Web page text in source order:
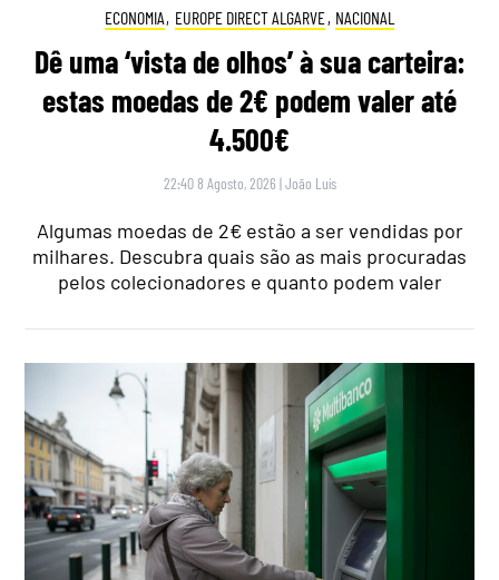
ECONOMIA, EUROPE DIRECT ALGARVE, NACIONAL
Dê uma ‘vista de olhos’ à sua carteira:
estas moedas de 2€ podem valer até
4.500€
22:40 8 Agosto, 2026 |João Luís
Algumas moedas de 2€ estão a ser vendidas por
milhares. Descubra quais são as mais procuradas
pelos colecionadores e quanto podem valer